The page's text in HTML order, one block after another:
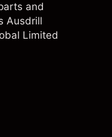
and
Ausdrill
Limited